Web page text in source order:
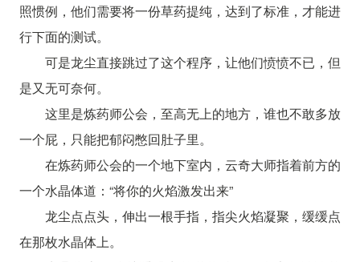
照惯例，他们需要将一份草药提纯，达到了标准，才能进
行下面的测试。
可是龙尘直接跳过了这个程序，让他们愤愤不已，但
是又无可奈何。
这里是炼药师公会，至高无上的地方，谁也不敢多放
一个屁，只能把郁闷憋回肚子里。
在炼药师公会的一个地下室内，云奇大师指着前方的
一个水晶体道：“将你的火焰激发出来”
龙尘点点头，伸出一根手指，指尖火焰凝聚，缓缓点
在那枚水晶体上。